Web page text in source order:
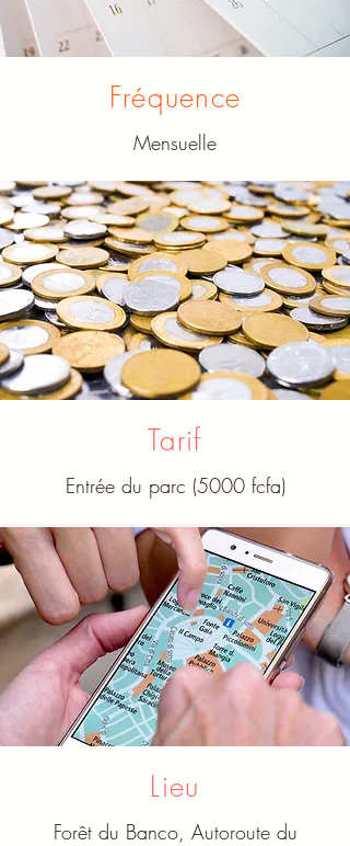
Fréquence
Mensuelle
Tarif
Entrée du parc (5000 fcfa)
Lieu
Forêt du Banco, Autoroute du